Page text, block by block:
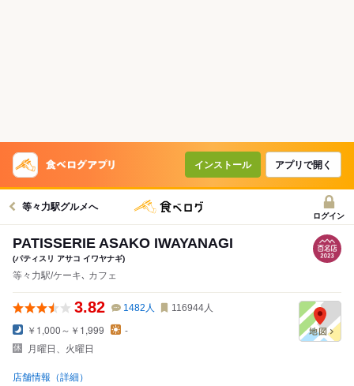
インストール アプリで開く
等々力駅グルメへ
ログイン
PATISSERIE ASAKO IWAYANAGI
(パティスリ アサコ イワヤナギ)
等々力駅/ケーキ､ カフェ
3.82 1482 人 116944人
￥1,000～￥1,999
-
月曜日、火曜日
店舗情報（詳細）